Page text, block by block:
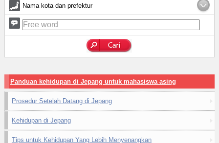
Nama kota dan prefektur
Panduan kehidupan di Jepang untuk mahasiswa asing
Prosedur Setelah Datang di Jepang
Kehidupan di Jepang
Tips untuk Kehidupan Yang Lebih Menyenangkan